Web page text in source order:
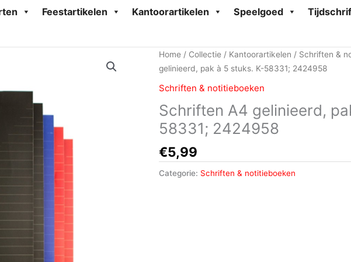
Feestartikelen Kantoorartikelen Speelgoed
Home / Collectie / Kantoorartikelen / Schriften &
gelinieerd, pak à 5 stuks. K-58331; 2424958
Schriften & notitieboeken
Schriften A4 gelinieerd,
58331; 2424958
€5,99
Categorie: Schriften & notitieboeken